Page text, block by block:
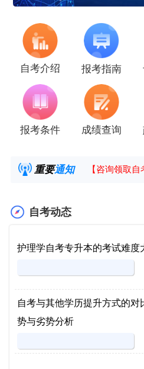
自考介绍 报考指南
报考条件 成绩查询
重要通知
2025年4月湖
【咨询领取
自考动态
护理学自考专升本的考试难度
自考与其他学历提升方式的对
势与劣势分析